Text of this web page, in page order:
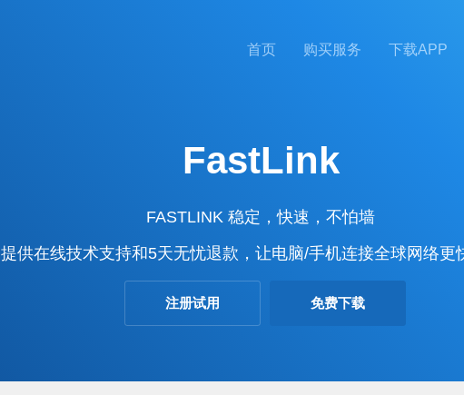
首页 购买服务 下载APP
FastLink
FASTLINK 稳定，快速，不怕墙
提供在线技术支持和5天无忧退款，让电脑/手机连接全球网络更
注册试用 免费下载